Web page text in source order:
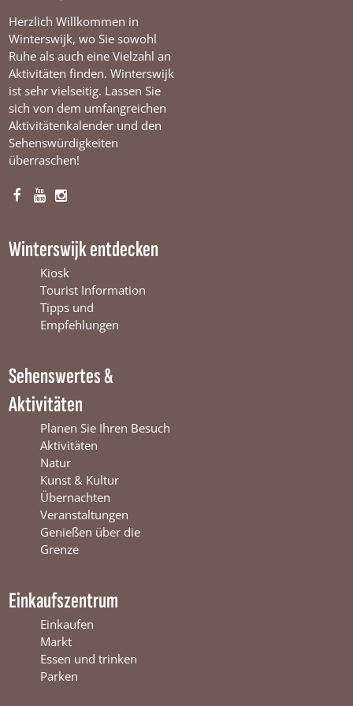
Herzlich Willkommen in
Winterswijk, wo Sie sowohl
Ruhe als auch eine Vielzahl an
Aktivitäten finden. Winterswijk
ist sehr vielseitig. Lassen Sie
sich von dem umfangreichen
Aktivitätenkalender und den
Sehenswürdigkeiten
überraschen!
F
e
n
t
e
Y
T
u
b
e
W
t
e
r
s
w
i
j
k
I
t
a
g
r
a
i
t
e
r
s
w
i
j
k
Winterswijk entdecken
Kiosk
Tourist Information
Tipps und
Empfehlungen
Sehenswertes &
Aktivitäten
Planen Sie Ihren Besuch
Aktivitäten
Natur
Kunst & Kultur
Übernachten
Veranstaltungen
Genießen über die
Grenze
Einkaufszentrum
Einkaufen
Markt
Essen und trinken
Parken